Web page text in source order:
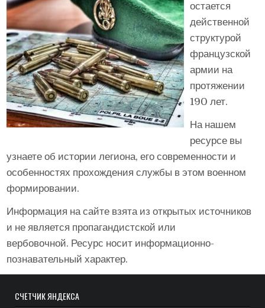
остается
действенной
структурой
французской
армии на
протяжении
190 лет.
На нашем
ресурсе вы
узнаете об истории легиона, его современности и
особенностях прохождения службы в этом военном
формировании.
Информация на сайте взята из открытых источников
и не является пропагандистской или
вербовочной. Ресурс носит информационно-
познавательный характер.
СЧЁТЧИК ЯНДЕКСА